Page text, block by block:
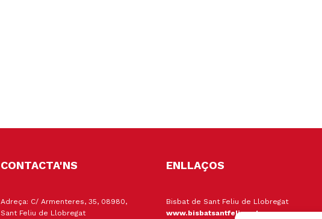
CONTACTA'NS
Adreça: C/ Armenteres, 35, 08980,
Sant Feliu de Llobregat
ENLLAÇOS
Bisbat de Sant Feliu de Llobregat
www.bisbatsantfeliu.cat